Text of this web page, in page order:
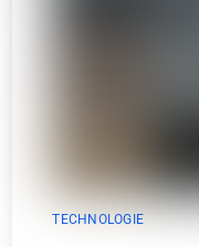
TECHNOLOGIE